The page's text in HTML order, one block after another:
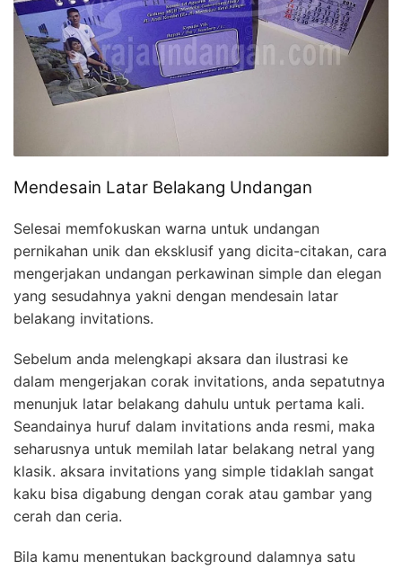
Mendesain Latar Belakang Undangan
Selesai memfokuskan warna untuk undangan
pernikahan unik dan eksklusif yang dicita-citakan, cara
mengerjakan undangan perkawinan simple dan elegan
yang sesudahnya yakni dengan mendesain latar
belakang invitations.
Sebelum anda melengkapi aksara dan ilustrasi ke
dalam mengerjakan corak invitations, anda sepatutnya
menunjuk latar belakang dahulu untuk pertama kali.
Seandainya huruf dalam invitations anda resmi, maka
seharusnya untuk memilah latar belakang netral yang
klasik. aksara invitations yang simple tidaklah sangat
kaku bisa digabung dengan corak atau gambar yang
cerah dan ceria.
Bila kamu menentukan background dalamnya satu